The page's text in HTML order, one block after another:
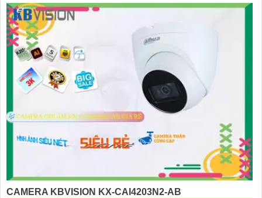
CAMERA KBVISION KX-CAI4203N2-AB